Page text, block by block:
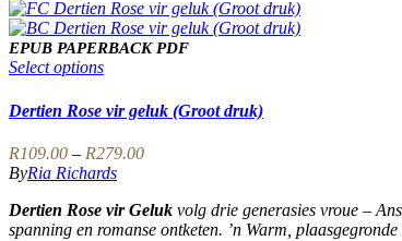
EPUB PAPERBACK PDF
Select optionsThis
has
multiple
variants.
The
options
may
be
Dertien Rose vir geluk (Groot druk)
R109.00 – R279.00Price
through
R279.00
ByRia Richards
Dertien Rose vir Geluk volg drie generasies vroue –
spanning en romanse ontketen. ’n Warm,